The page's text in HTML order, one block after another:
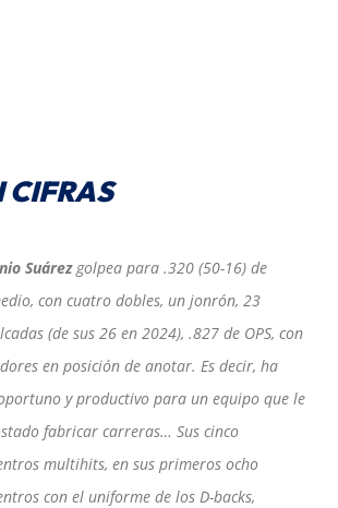
CIFRAS
Suárezgolpea para .320 (50-16) de
con cuatro dobles, un jonrón, 23
(de sus 26 en 2024), .827 de OPS, con
en posición de anotar. Es decir, ha
y productivo para un equipo que le
fabricar carreras… Sus cinco
multihits, en sus primeros ocho
con el uniforme de los D-backs,